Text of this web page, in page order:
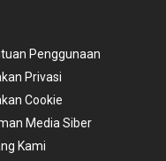
Penggunaan
Privasi
Cookie
Media Siber
Kami